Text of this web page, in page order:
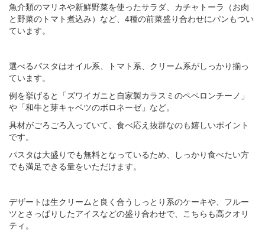
魚介類のマリネや新鮮野菜を使ったサラダ、カチャトーラ（お肉
と野菜のトマト煮込み）など、4種の前菜盛り合わせにパンもつい
ています。
選べるパスタはオイル系、トマト系、クリーム系がしっかり揃っ
ています。
例を挙げると「ズワイガニと自家製カラスミのペペロンチーノ」
や「和牛と芽キャベツのボロネーゼ」など。
具材がごろごろ入っていて、食べ応え抜群なのも嬉しいポイント
です。
パスタは大盛りでも無料となっているため、しっかり食べたい方
でも満足できる量をいただけます。
デザートは生クリームと良く合うしっとり系のケーキや、フルー
ツとさっぱりしたアイスなどの盛り合わせで、こちらも高クオリ
ティ。